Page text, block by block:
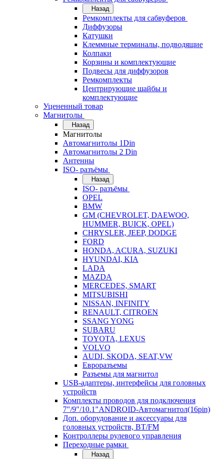
Назад
Ремкомплекты для сабвуферов
Диффузоры
Катушки
Клеммные терминалы, подводящие
Колпаки
Корзины и комплектующие
Подвесы для диффузоров
Ремкомплекты
Центрирующие шайбы и
комплектующие
Уцененный товар
Магнитолы
Назад
Магнитолы
Автомагнитолы 1Din
Автомагнитолы 2 Din
Антенны
ISO- разъёмы
Назад
ISO- разъёмы
OPEL
BMW
GM (CHEVROLET, DAEWOO,
HUMMER, BUICK, OPEL)
CHRYSLER, JEEP, DODGE
FORD
HONDA, ACURA, SUZUKI
HYUNDAI, KIA
LADA
MAZDA
MERCEDES, SMART
MITSUBISHI
NISSAN, INFINITY
RENAULT, CITROEN
SSANG YONG
SUBARU
TOYOTA, LEXUS
VOLVO
AUDI, SKODA, SEAT,VW
Евроразъемы
Разъемы для магнитол
USB-адаптеры, интерфейсы для головных
устройств
Комплекты проводов для подключения
7"/9"/10.1"ANDROID-Автомагнитол(16pin)
Доп. оборудование и аксессуары для
головных устройств, BT/FM
Контроллеры рулевого управления
Переходные рамки
Назад